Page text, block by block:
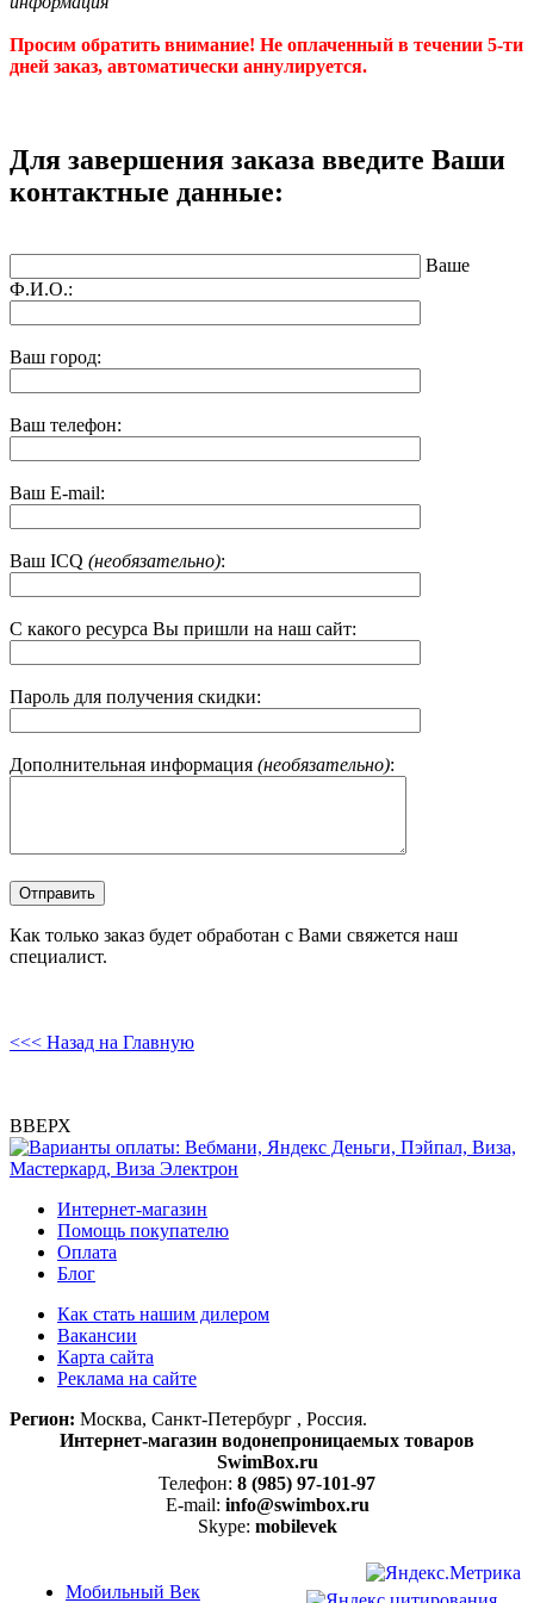
Просим обратить внимание! Не оплаченный в течении 5-ти
дней заказ, автоматически аннулируется.
Для завершения заказа введите Ваши
контактные данные:
Ваше
Ф.И.О.:
Ваш город:
Ваш телефон:
Ваш E-mail:
Ваш ICQ (необязательно):
С какого ресурса Вы пришли на наш сайт:
Пароль для получения скидки:
Дополнительная информация (необязательно):
Как только заказ будет обработан с Вами свяжется наш
специалист.
<<< Назад на Главную
ВВЕРХ
Интернет-магазин
Помощь покупателю
Оплата
Блог
Как стать нашим дилером
Вакансии
Карта сайта
Реклама на сайте
Регион: Москва, Санкт-Петербург , Россия.
Интернет-магазин водонепроницаемых товаров
SwimBox.ru
Телефон: 8 (985) 97-101-97
E-mail: info@swimbox.ru
Skype: mobilevek
Мобильный Век